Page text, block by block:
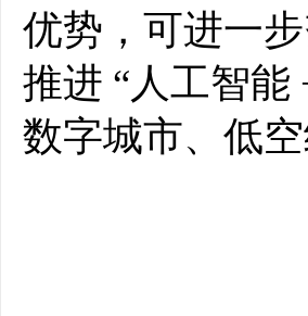
优势，可进一
推进 “人工智
数字城市、低